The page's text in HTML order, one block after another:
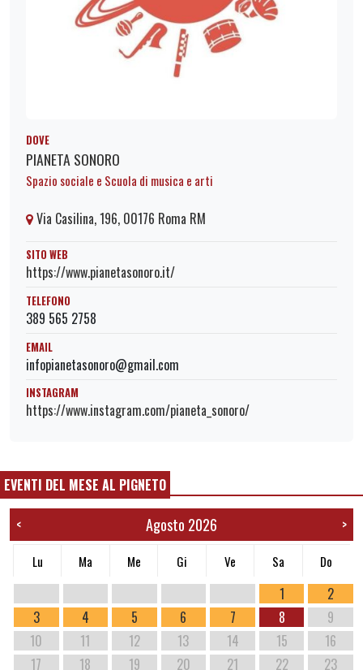
DOVE
PIANETA SONORO
Spazio sociale e Scuola di musica e arti
Via Casilina, 196, 00176 Roma RM
SITO WEB
https://www.pianetasonoro.it/
TELEFONO
389 565 2758
EMAIL
infopianetasonoro@gmail.com
INSTAGRAM
https://www.instagram.com/pianeta_sonoro/
EVENTI DEL MESE AL PIGNETO
< Agosto 2026 >
Lu Ma Me Gi Ve Sa Do
1
2
3
4 5 6 7 8
9
10
11 12 13 14 15
16
17
18 19 20 21 22 23